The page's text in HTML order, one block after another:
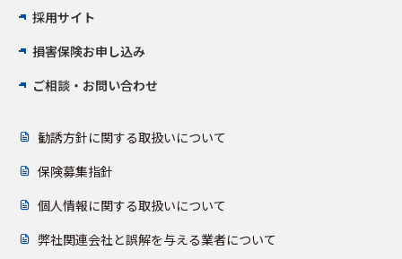
採用サイト
損害保険お申し込み
ご相談・お問い合わせ
勧誘方針に関する取扱いについて
保険募集指針
個人情報に関する取扱いについて
弊社関連会社と誤解を与える業者について